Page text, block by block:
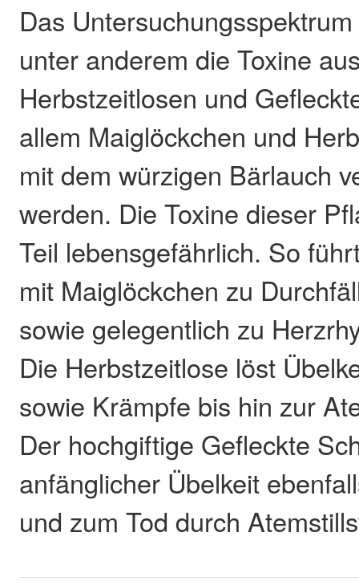
Das
unter anderem die Toxine
Herbstzeitlosen und
allem Maiglöckchen und
mit dem würzigen Bärlauch
werden. Die Toxine dieser
Teil lebensgefährlich. So
mit Maiglöckchen zu
sowie gelegentlich zu
Die Herbstzeitlose löst
sowie Krämpfe bis hin zur
Der hochgiftige Gefleckte
anfänglicher Übelkeit
und zum Tod durch